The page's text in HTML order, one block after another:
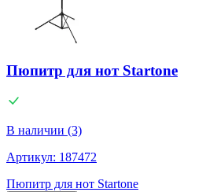
Пюпитр для нот Startone
В наличии (3)
Артикул: 187472
Пюпитр для нот Startone